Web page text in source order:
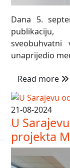
Dana 5.
publikaciju,
unaprijedio
Read more
21-08-2024
U
projekta